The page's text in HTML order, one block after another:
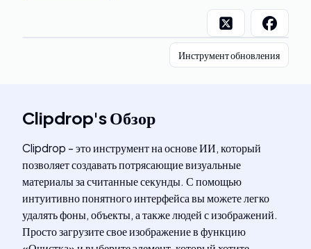
Инструмент обновления
Clipdrop'sОбзор
Clipdrop - это инструмент на основе ИИ, который
позволяет создавать потрясающие визуальные
материалы за считанные секунды. С помощью
интуитивно понятного интерфейса вы можете легко
удалять фоны, объекты, а также людей с изображений.
Просто загрузите свое изображение в функцию